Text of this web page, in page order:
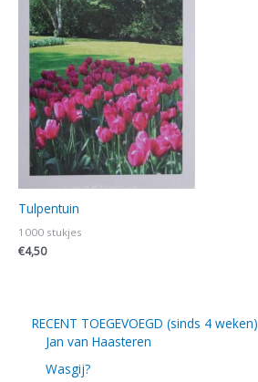
Tulpentuin
1000 stukjes
€4,50
RECENT TOEGEVOEGD (sinds 4 weken)
Jan van Haasteren
Wasgij?